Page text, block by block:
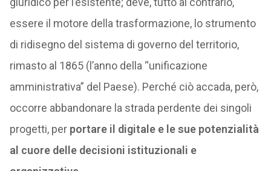
essere il motore della trasformazione, lo strumento
di ridisegno del sistema di governo del territorio,
rimasto al 1865 (l’anno della “unificazione
amministrativa” del Paese). Perché ciò accada, però,
occorre abbandonare la strada perdente dei singoli
progetti, per portare il digitale e le sue potenzialità
al cuore delle decisioni istituzionali e